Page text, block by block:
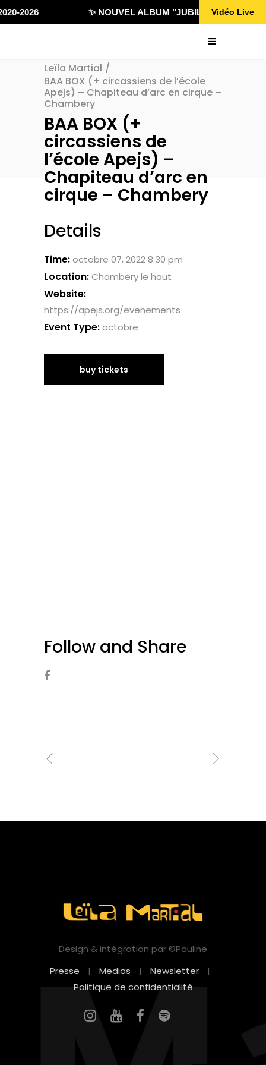
2026 ✨ NOUVEL ALBUM "JUBILÄ 432"Vidéo Live
Leïla Martial /
BAA BOX (+ circassiens de l’école
Apejs) – Chapiteau d’arc en cirque –
Chambery
BAA BOX (+
circassiens de
l’école Apejs) –
Chapiteau d’arc en
cirque – Chambery
Details
Time:octobre 07, 2022 8:30 pm
Location:Chambery le haut
Website:
https://apejs.org/evenements
Event Type:octobre
buy tickets
Follow and Share
Design & intégration par ©Pauline
Presse
| Medias | Newsletter
|
Politique de confidentialité